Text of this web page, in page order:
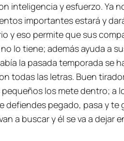
inteligencia y esfuerzo. Ya
importantes estará y
y eso permite que sus
lo tiene; además ayuda a
la pasada temporada se
todas las letras. Buen
los mete dentro; a
pegado, pasa y
a buscar y él se va a